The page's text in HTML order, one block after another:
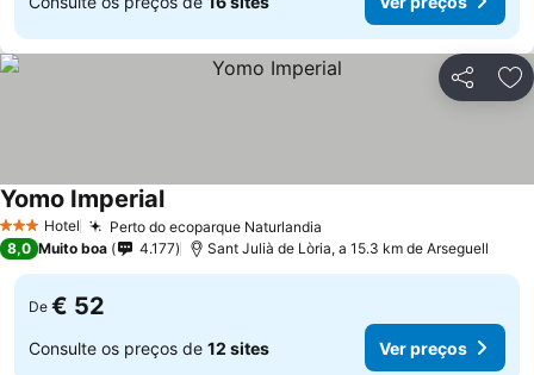
Partilhar
3 EstrelasHotel Perto do ecoparque Naturlandia
Yomo Imperial
8,0 Muito boa 4.177 Sant Julià de Lòria, a 15.3 km de Arseguell
De € 52
Consulte os preços de 12 sites Ver preços